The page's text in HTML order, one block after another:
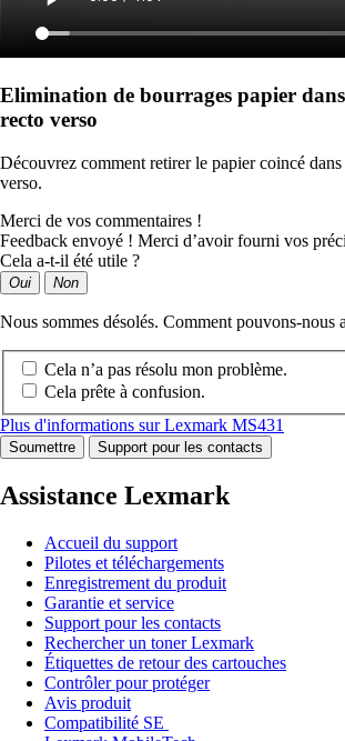
Elimination de bourrages papier
recto verso
Découvrez comment retirer le papier coincé
verso.
Merci de vos commentaires !
Feedback envoyé ! Merci d’avoir fourni vos
Cela a-t-il été utile ?
Oui Non
Nous sommes désolés. Comment pouvons-nous
Cela n’a pas résolu mon problème.
Cela prête à confusion.
Plus d'informations sur Lexmark MS431
Soumettre Support pour les contacts
Assistance Lexmark
Accueil du support
Pilotes et téléchargements
Enregistrement du produit
Garantie et service
Support pour les contacts
Rechercher un toner Lexmark
Étiquettes de retour des cartouches
Contrôler pour protéger
Avis produit
Compatibilité SE